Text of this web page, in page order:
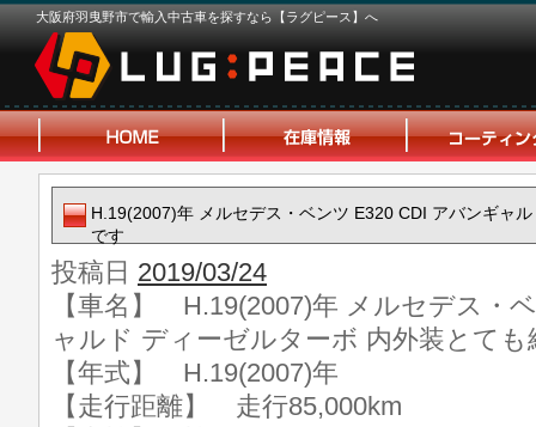
大阪府羽曳野市で輸入中古車を探すなら【ラグピース】へ
H.19(2007)年 メルセデス・ベンツ E320 CDI アバンギャ
です
投稿日 2019/03/24
【車名】 H.19(2007)年 メルセデス・
ャルド ディーゼルターボ 内外装とても
【年式】 H.19(2007)年
【走行距離】 走行85,000km